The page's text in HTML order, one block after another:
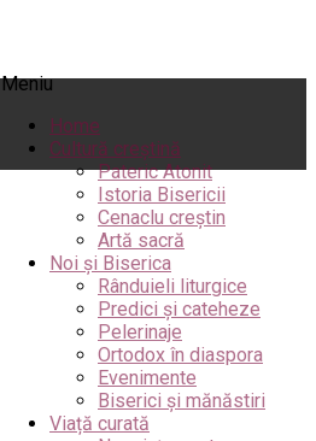
Meniu
Home
Cultură creștină
Pateric Atonit
Istoria Bisericii
Cenaclu creștin
Artă sacră
Noi și Biserica
Rânduieli liturgice
Predici și cateheze
Pelerinaje
Ortodox în diaspora
Evenimente
Biserici și mănăstiri
Viață curată